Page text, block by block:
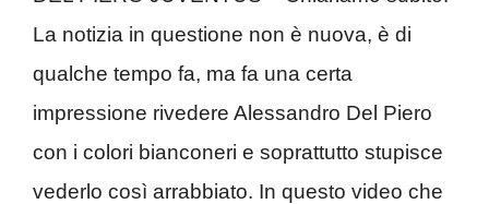
La notizia in questione non è nuova, è di
qualche tempo fa, ma fa una certa
impressione rivedere Alessandro Del Piero
con i colori bianconeri e soprattutto stupisce
vederlo così arrabbiato. In questo video che